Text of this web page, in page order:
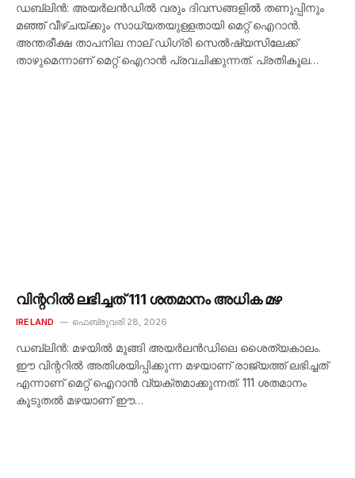
ഡബ്ലിൻ: അയർലൻഡിൽ വരും ദിവസങ്ങളിൽ തണുപ്പിനും
മഞ്ഞ് വീഴ്ചയ്ക്കും സാധ്യതയുള്ളതായി മെറ്റ് ഐറാൻ.
അന്തരീക്ഷ താപനില നാല് ഡിഗ്രി സെൽഷ്യസിലേക്ക്
താഴുമെന്നാണ് മെറ്റ് ഐറാൻ പ്രവചിക്കുന്നത്. പ്രതികൂല…
വിന്ററിൽ ലഭിച്ചത് 111 ശതമാനം അധിക മഴ
IRELAND ഫെബ്രുവരി 28, 2026
ഡബ്ലിൻ: മഴയിൽ മുങ്ങി അയർലൻഡിലെ ശൈത്യകാലം.
ഈ വിന്ററിൽ അതിശയിപ്പിക്കുന്ന മഴയാണ് രാജ്യത്ത് ലഭിച്ചത്
എന്നാണ് മെറ്റ് ഐറാൻ വ്യക്തമാക്കുന്നത്. 111 ശതമാനം
കൂടുതൽ മഴയാണ് ഈ…